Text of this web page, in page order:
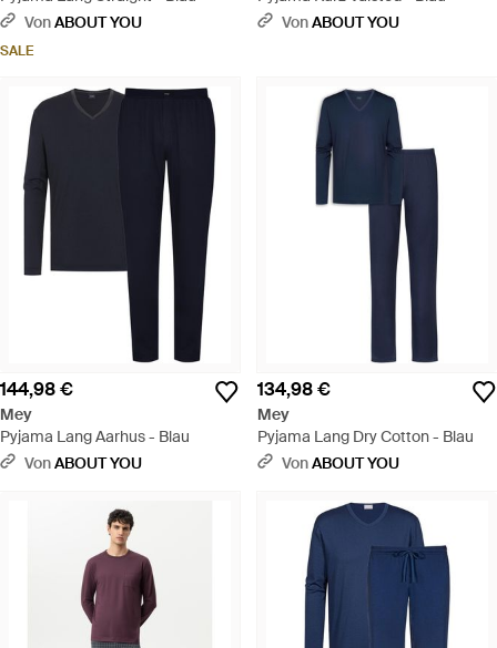
VonABOUT YOU
SALE
VonABOUT YOU
144,98 €
Mey
Pyjama Lang Aarhus - Blau
VonABOUT YOU
134,98 €
Mey
Pyjama Lang Dry Cotton - Blau
VonABOUT YOU